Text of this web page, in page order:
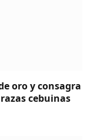
oro y consagra
cebuinas